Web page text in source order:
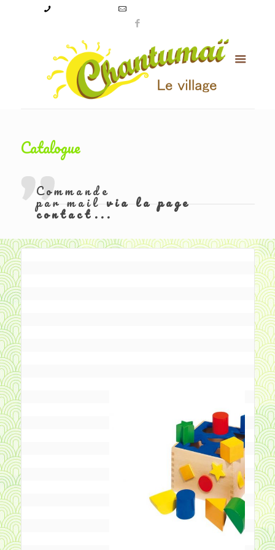
Catalogue
Commande
par mailvia la page
contact...